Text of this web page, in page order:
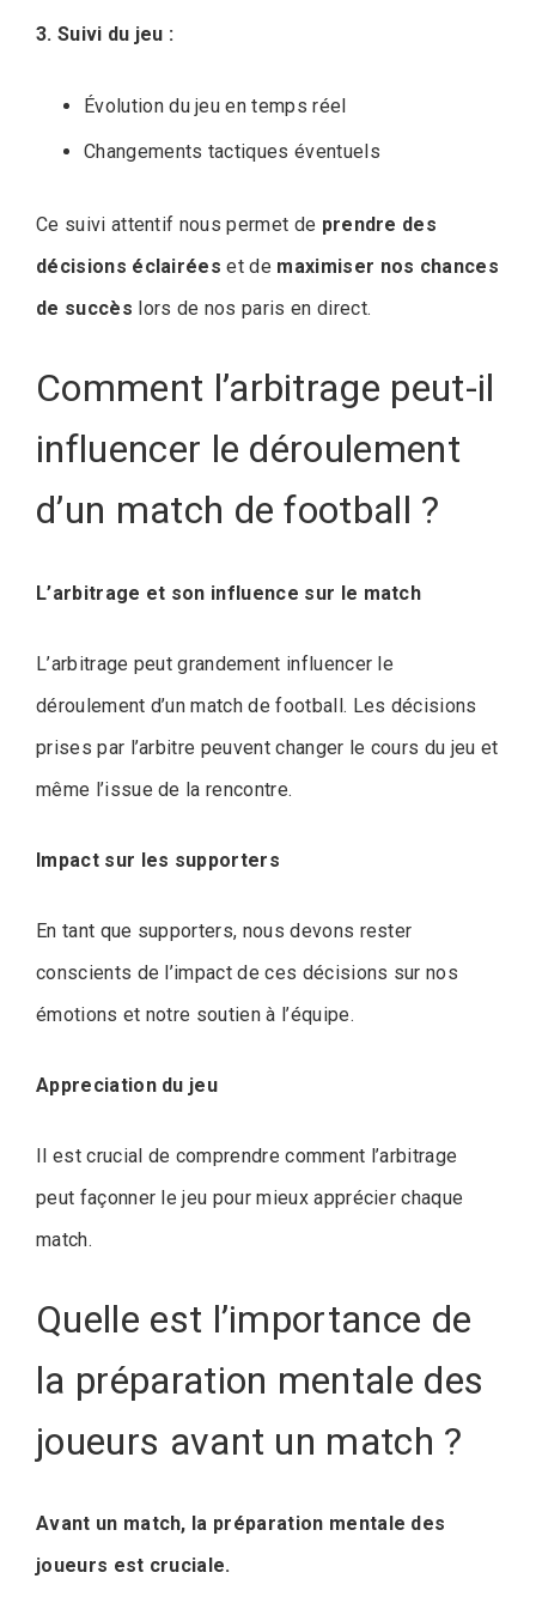
3. Suivi du jeu :
Évolution du jeu en temps réel
Changements tactiques éventuels
Ce suivi attentif nous permet de prendre des
décisions éclairées et de maximiser nos chances
de succès lors de nos paris en direct.
Comment l’arbitrage peut-il
influencer le déroulement
d’un match de football ?
L’arbitrage et son influence sur le match
L’arbitrage peut grandement influencer le
déroulement d’un match de football. Les décisions
prises par l’arbitre peuvent changer le cours du jeu et
même l’issue de la rencontre.
Impact sur les supporters
En tant que supporters, nous devons rester
conscients de l’impact de ces décisions sur nos
émotions et notre soutien à l’équipe.
Appreciation du jeu
Il est crucial de comprendre comment l’arbitrage
peut façonner le jeu pour mieux apprécier chaque
match.
Quelle est l’importance de
la préparation mentale des
joueurs avant un match ?
Avant un match, la préparation mentale des
joueurs est cruciale.